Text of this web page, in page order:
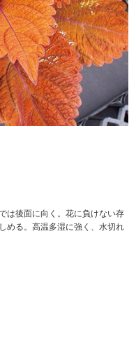
は後面に向く。花に負けない存
める。高温多湿に強く、水切れ